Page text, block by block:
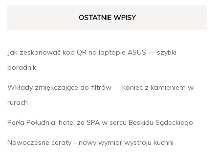
OSTATNIE WPISY
Jak zeskanować kod QR na laptopie ASUS — szybki
poradnik
Wkłady zmiękczające do filtrów — koniec z kamieniem w
rurach
Perła Południa: hotel ze SPA w sercu Beskidu Sądeckiego
Nowoczesne ceraty – nowy wymiar wystroju kuchni